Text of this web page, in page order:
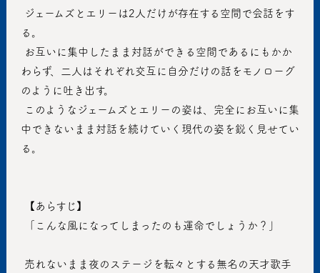
る。
わらず、二人はそれぞれ交互に自分だけの話をモノローグ
のように吐き出す。
中できないまま対話を続けていく現代の姿を鋭く見せてい
る。
【あらすじ】
「こんな風になってしまったのも運命でしょうか？」